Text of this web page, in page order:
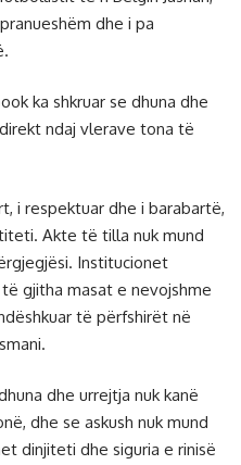
dhe i pa
ka shkruar se dhuna dhe
ndaj vlerave tona të
i respektuar dhe i barabartë,
Akte të tilla nuk mund
Institucionet
gjitha masat e nevojshme
të përfshirët në
dhe urrejtja nuk kanë
dhe se askush nuk mund
dinjiteti dhe siguria e rinisë